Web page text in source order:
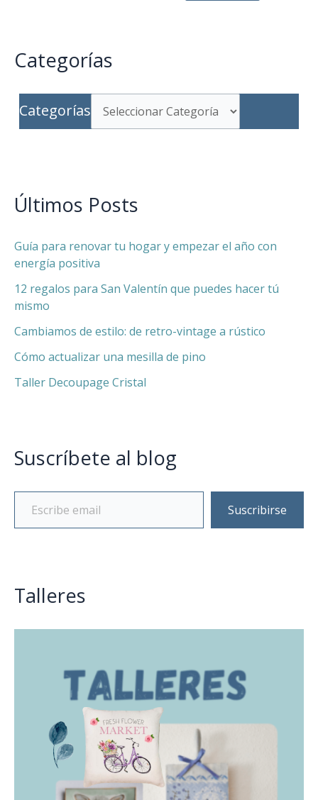
Categorías
Categorías
Últimos Posts
Guía para renovar tu hogar y empezar el año con
energía positiva
12 regalos para San Valentín que puedes hacer tú
mismo
Cambiamos de estilo: de retro-vintage a rústico
Cómo actualizar una mesilla de pino
Taller Decoupage Cristal
Suscríbete al blog
Suscribirse
Talleres